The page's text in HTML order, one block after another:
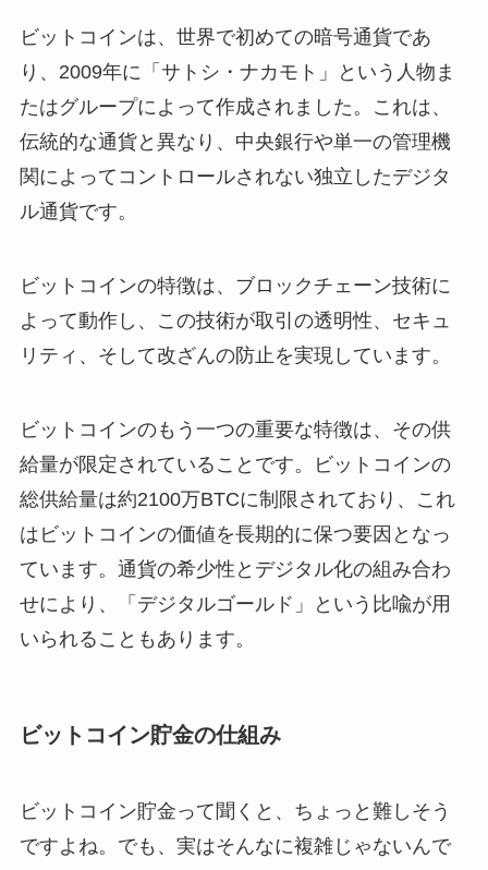
ビットコインは、世界で初めての暗号通貨であ
り、2009年に「サトシ・ナカモト」という人物ま
たはグループによって作成されました。これは、
伝統的な通貨と異なり、中央銀行や単一の管理機
関によってコントロールされない独立したデジタ
ル通貨です。
ビットコインの特徴は、ブロックチェーン技術に
よって動作し、この技術が取引の透明性、セキュ
リティ、そして改ざんの防止を実現しています。
ビットコインのもう一つの重要な特徴は、その供
給量が限定されていることです。ビットコインの
総供給量は約2100万BTCに制限されており、これ
はビットコインの価値を長期的に保つ要因となっ
ています。通貨の希少性とデジタル化の組み合わ
せにより、「デジタルゴールド」という比喩が用
いられることもあります。
ビットコイン貯金の仕組み
ビットコイン貯金って聞くと、ちょっと難しそう
ですよね。でも、実はそんなに複雑じゃないんで